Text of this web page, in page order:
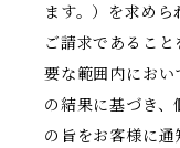
ます。）を求め
ご請求であるこ
要な範囲内にお
の結果に基づき
の旨をお客様に